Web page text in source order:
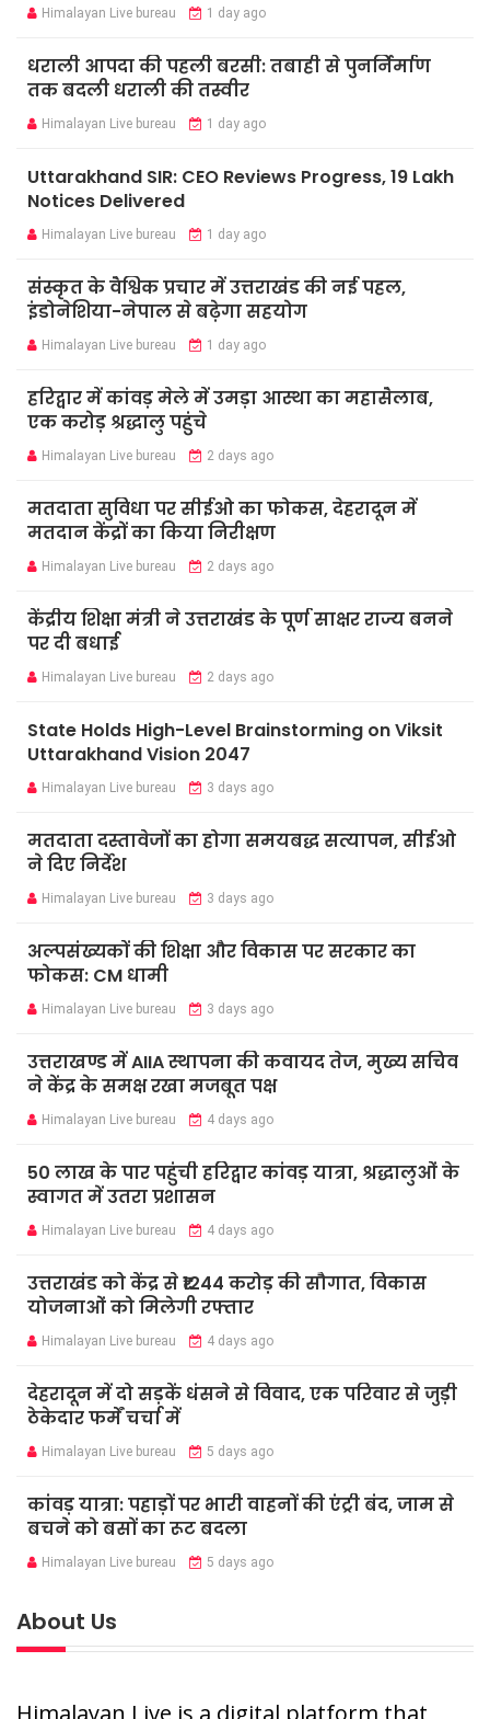
Himalayan Live bureau 1 day ago
धराली आपदा की पहली बरसी: तबाही से पुनर्निर्माण
तक बदली धराली की तस्वीर
Himalayan Live bureau 1 day ago
Uttarakhand SIR: CEO Reviews Progress, 19 Lakh
Notices Delivered
Himalayan Live bureau 1 day ago
संस्कृत के वैश्विक प्रचार में उत्तराखंड की नई पहल,
इंडोनेशिया-नेपाल से बढ़ेगा सहयोग
Himalayan Live bureau 1 day ago
हरिद्वार में कांवड़ मेले में उमड़ा आस्था का महासैलाब,
एक करोड़ श्रद्धालु पहुंचे
Himalayan Live bureau 2 days ago
मतदाता सुविधा पर सीईओ का फोकस, देहरादून में
मतदान केंद्रों का किया निरीक्षण
Himalayan Live bureau 2 days ago
केंद्रीय शिक्षा मंत्री ने उत्तराखंड के पूर्ण साक्षर राज्य बनने
पर दी बधाई
Himalayan Live bureau 2 days ago
State Holds High-Level Brainstorming on Viksit
Uttarakhand Vision 2047
Himalayan Live bureau 3 days ago
मतदाता दस्तावेजों का होगा समयबद्ध सत्यापन, सीईओ
ने दिए निर्देश
Himalayan Live bureau 3 days ago
अल्पसंख्यकों की शिक्षा और विकास पर सरकार का
फोकस: CM धामी
Himalayan Live bureau 3 days ago
उत्तराखण्ड में AIIA स्थापना की कवायद तेज, मुख्य सचिव
ने केंद्र के समक्ष रखा मजबूत पक्ष
Himalayan Live bureau 4 days ago
50 लाख के पार पहुंची हरिद्वार कांवड़ यात्रा, श्रद्धालुओं के
स्वागत में उतरा प्रशासन
Himalayan Live bureau 4 days ago
उत्तराखंड को केंद्र से ₹1244 करोड़ की सौगात, विकास
योजनाओं को मिलेगी रफ्तार
Himalayan Live bureau 4 days ago
देहरादून में दो सड़कें धंसने से विवाद, एक परिवार से जुड़ी
ठेकेदार फर्में चर्चा में
Himalayan Live bureau 5 days ago
कांवड़ यात्रा: पहाड़ों पर भारी वाहनों की एंट्री बंद, जाम से
बचने को बसों का रूट बदला
Himalayan Live bureau 5 days ago
About Us
Himalayan Live is a digital platform that